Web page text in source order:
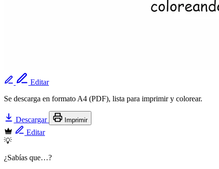
Editar
Se descarga en formato A4 (PDF), lista para imprimir y colorear.
Descargar Imprimir
Editar
💡
¿Sabías que…?